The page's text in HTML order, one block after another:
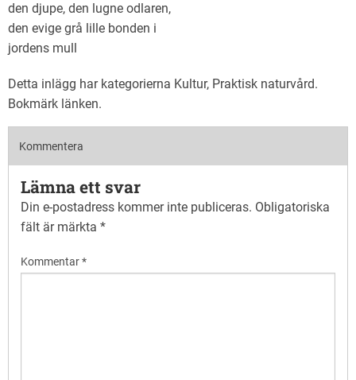
den djupe, den lugne odlaren,
den evige grå lille bonden i
jordens mull
Detta inlägg har kategorierna Kultur, Praktisk naturvård.
Bokmärk länken.
Kommentera
Lämna ett svar
Din e-postadress kommer inte publiceras. Obligatoriska
fält är märkta *
Kommentar*